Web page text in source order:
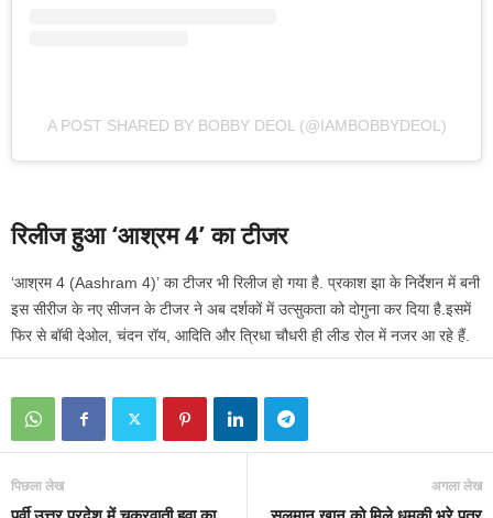
A POST SHARED BY BOBBY DEOL (@IAMBOBBYDEOL)
रिलीज हुआ ‘आश्रम 4’ का टीजर
‘आश्रम 4 (Aashram 4)’ का टीजर भी रिलीज हो गया है. प्रकाश झा के निर्देशन में बनी
इस सीरीज के नए सीजन के टीजर ने अब दर्शकों में उत्सुकता को दोगुना कर दिया है.इसमें
फिर से बॉबी देओल, चंदन रॉय, आदिति और त्रिधा चौधरी ही लीड रोल में नजर आ रहे हैं.
पिछला लेख अगला लेख